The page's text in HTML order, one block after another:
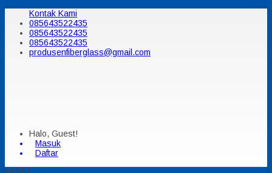
Kontak Kami
085643522435
085643522435
085643522435
produsenfiberglass@gmail.com
Halo, Guest!
Masuk
Daftar